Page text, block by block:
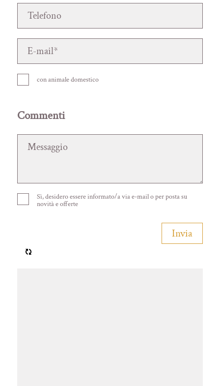
con animale domestico
Commenti
Sì, desidero essere informato/a via e-mail o per posta su
novità e offerte